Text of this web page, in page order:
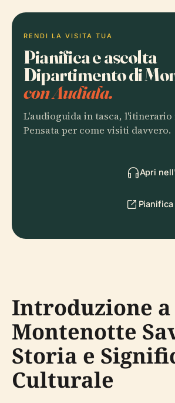
RENDI LA VISITA TUA
Pianifica e ascolta
Dipartimento di
con Audiala.
L'audioguida in tasca, l'itinerario
Pensata per come visiti davvero.
Apri
Introduzione a
Montenotte
Storia e
Culturale